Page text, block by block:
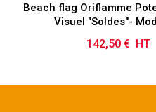
Beach flag Oriflamme
Visuel "Soldes"-
Prix
142,50 € HT